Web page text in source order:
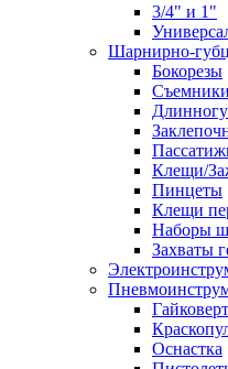
3/4" и 1"
Шарнирно-
Бокорезы
Клещи/
Пинцеты
Клещи
Наборы
Захваты
Оснастка